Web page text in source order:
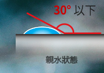
親水狀態